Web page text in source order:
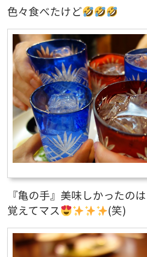
色々食べたけど
『亀の手』美味しかったのは
覚えてマス
(笑)